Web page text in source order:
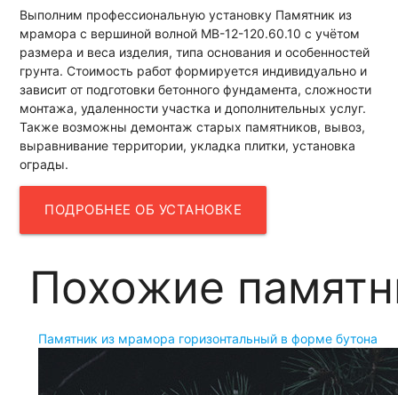
Выполним профессиональную установку Памятник из
мрамора с вершиной волной МВ-12-120.60.10 с учётом
размера и веса изделия, типа основания и особенностей
грунта. Стоимость работ формируется индивидуально и
зависит от подготовки бетонного фундамента, сложности
монтажа, удаленности участка и дополнительных услуг.
Также возможны демонтаж старых памятников, вывоз,
выравнивание территории, укладка плитки, установка
ограды.
ПОДРОБНЕЕ ОБ УСТАНОВКЕ
Похожие
Памятник из мрамора горизонтальный в форме бутона